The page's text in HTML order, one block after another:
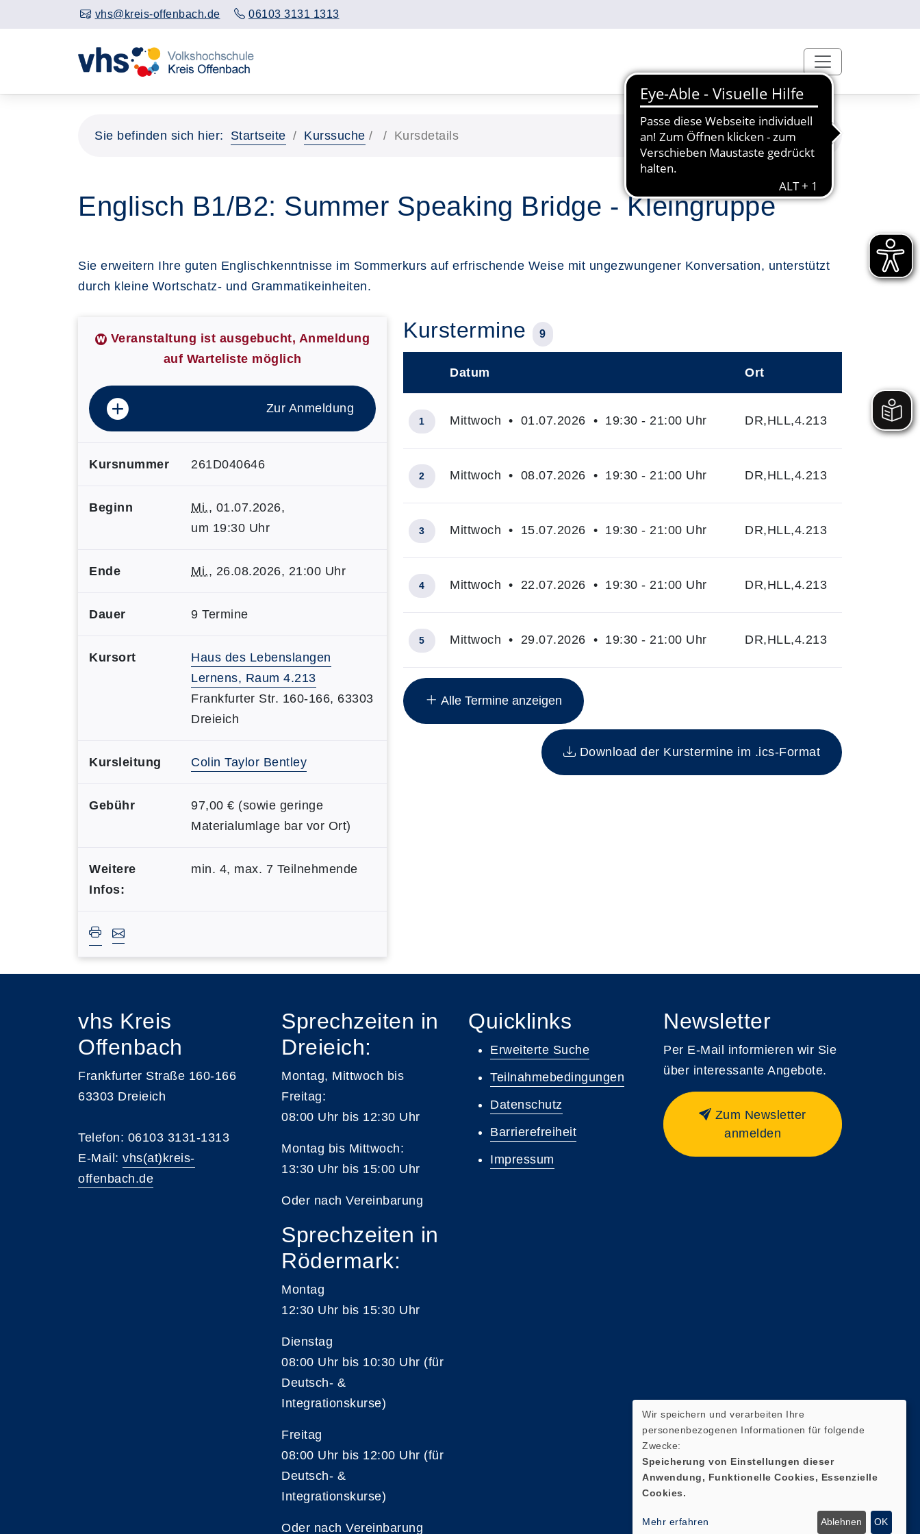
vhs@kreis-offenbach.de 06103 3131 1313
Sie befinden sich hier: Startseite Kurssuche Kursdetails
Englisch B1/B2: Summer Speaking Bridge - Kleingruppe
Sie erweitern Ihre guten Englischkenntnisse im Sommerkurs auf erfrischende Weise mit ungezwungener Konversation, unterstützt
durch kleine Wortschatz- und Grammatikeinheiten.
Veranstaltung ist ausgebucht, Anmeldung
auf Warteliste möglich
Zur Anmeldung
Kursnummer 261D040646
Beginn Mi., 01.07.2026,
um 19:30 Uhr
Ende Mi., 26.08.2026, 21:00 Uhr
Dauer 9 Termine
Kursort
Haus des Lebenslangen
Lernens, Raum 4.213
Frankfurter Str. 160-166, 63303
Dreieich
Kursleitung Colin Taylor Bentley
Gebühr
97,00 € (sowie geringe
Materialumlage bar vor Ort)
Weitere
Infos:
min. 4, max. 7 Teilnehmende
Kurstermine 9
Übersicht über alle Kurstermine (9) mit Datum und Ort
Datum Ort
1 Mittwoch • 01.07.2026 • 19:30 - 21:00 Uhr DR,HLL,4.213
2 Mittwoch • 08.07.2026 • 19:30 - 21:00 Uhr DR,HLL,4.213
3 Mittwoch • 15.07.2026 • 19:30 - 21:00 Uhr DR,HLL,4.213
4 Mittwoch • 22.07.2026 • 19:30 - 21:00 Uhr DR,HLL,4.213
5 Mittwoch • 29.07.2026 • 19:30 - 21:00 Uhr DR,HLL,4.213
Alle Termine anzeigen
Download der Kurstermine im .ics-Format
vhs Kreis
Offenbach
Frankfurter Straße 160-166
63303 Dreieich
Telefon: 06103 3131-1313
E-Mail: vhs(at)kreis-
offenbach.de
Sprechzeiten in
Dreieich:
Montag, Mittwoch bis
Freitag:
08:00 Uhr bis 12:30 Uhr
Montag bis Mittwoch:
13:30 Uhr bis 15:00 Uhr
Oder nach Vereinbarung
Sprechzeiten in
Rödermark:
Montag
12:30 Uhr bis 15:30 Uhr
Dienstag
08:00 Uhr bis 10:30 Uhr (für
Deutsch- &
Integrationskurse)
Freitag
08:00 Uhr bis 12:00 Uhr (für
Deutsch- &
Integrationskurse)
Oder nach Vereinbarung
Quicklinks
Erweiterte Suche
Teilnahmebedingungen
Datenschutz
Barrierefreiheit
Impressum
Newsletter
Per E-Mail informieren wir Sie
über interessante Angebote.
Zum Newsletter
anmelden
Wir speichern und verarbeiten Ihre
personenbezogenen Informationen für folgende
Zwecke:
Speicherung von Einstellungen dieser
Anwendung, Funktionelle Cookies, Essenzielle
Cookies.
Mehr erfahren Ablehnen OK